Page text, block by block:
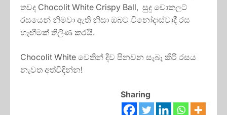
තවද Chocolit White Crispy Ball, සුදු චොකලට්
රසයෙන් නිමවා ඇති නිසා ඔබට විනෝදාස්වාදී රස
හැඟීමක් තිලිණ කරයි.
Chocolit White වෙතින් දිව පිනවන සැබෑ කිරි රසය
නැවත අත්විඳින්න!
Sharing